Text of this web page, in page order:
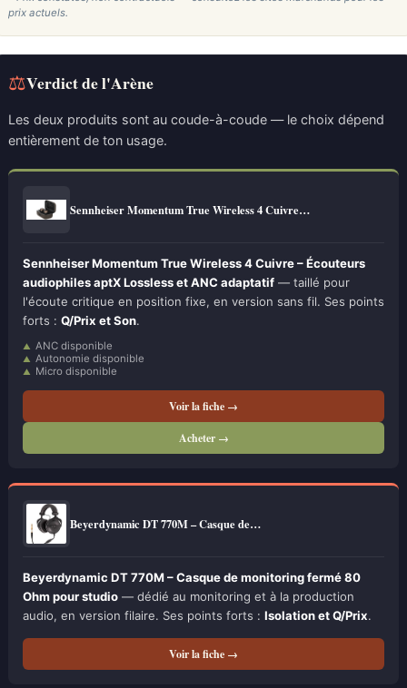
prix actuels.
⚖Verdict de l'Arène
Les deux produits sont au coude-à-coude — le choix dépend
entièrement de ton usage.
Sennheiser Momentum True Wireless 4 Cuivre…
Sennheiser Momentum True Wireless 4 Cuivre – Écouteurs
audiophiles aptX Lossless et ANC adaptatif — taillé pour
l'écoute critique en position fixe, en version sans fil. Ses points
forts : Q/Prix et Son.
ANC disponible
Autonomie disponible
Micro disponible
Voir la fiche →
Acheter →
Beyerdynamic DT 770M – Casque de…
Beyerdynamic DT 770M – Casque de monitoring fermé 80
Ohm pour studio — dédié au monitoring et à la production
audio, en version filaire. Ses points forts : Isolation et Q/Prix.
Voir la fiche →